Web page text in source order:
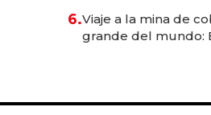
6.Viaje a la mina de
grande del mundo: